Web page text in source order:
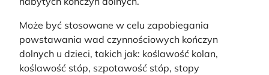
Może być stosowane w celu zapobiegania
powstawania wad czynnościowych kończyn
dolnych u dzieci, takich jak: koślawość kolan,
koślawość stóp, szpotawość stóp, stopy